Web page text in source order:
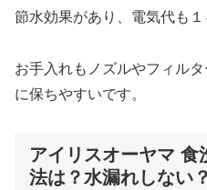
節水効果があり、電気代も
お手入れもノズルやフィル
に保ちやすいです。
アイリスオーヤマ
法は？水漏れしない